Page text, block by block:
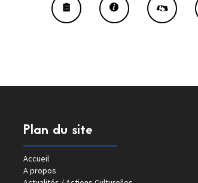
Plan du site
Accueil
A propos